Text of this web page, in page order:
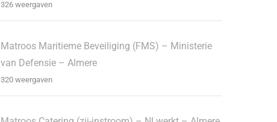
326 weergaven
Matroos Maritieme Beveiliging (FMS) – Ministerie
van Defensie – Almere
320 weergaven